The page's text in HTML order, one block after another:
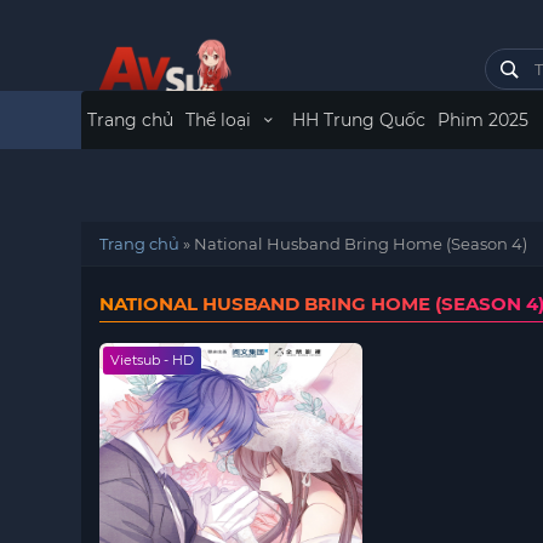
Trang chủ Thể loại HH Trung Quốc Phim 2025
Trang chủ » National Husband Bring Home (Season 4)
NATIONAL HUSBAND BRING HOME (SEASON
Vietsub - HD